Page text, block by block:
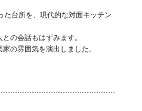
た台所を、現代的な対面キッチン
の会話もはずみます。
の雰囲気を演出しました。